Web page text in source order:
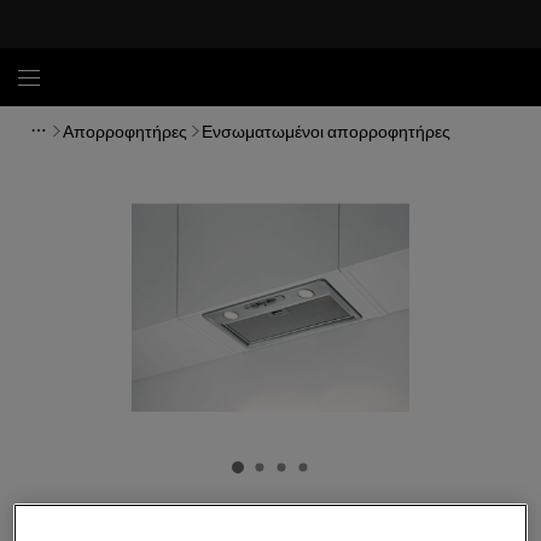
Απορροφητήρες Ενσωματωμένοι απορροφητήρες